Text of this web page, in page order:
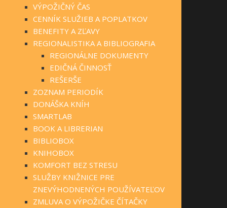
VÝPOŽIČNÝ ČAS
CENNÍK SLUŽIEB A POPLATKOV
BENEFITY A ZĽAVY
REGIONALISTIKA A BIBLIOGRAFIA
REGIONÁLNE DOKUMENTY
EDIČNÁ ČINNOSŤ
REŠERŠE
ZOZNAM PERIODÍK
DONÁŠKA KNÍH
SMARTLAB
BOOK A LIBRERIAN
BIBLIOBOX
KNIHOBOX
KOMFORT BEZ STRESU
SLUŽBY KNIŽNICE PRE
ZNEVÝHODNENÝCH POUŽÍVATEĽOV
ZMLUVA O VÝPOŽIČKE ČÍTAČKY